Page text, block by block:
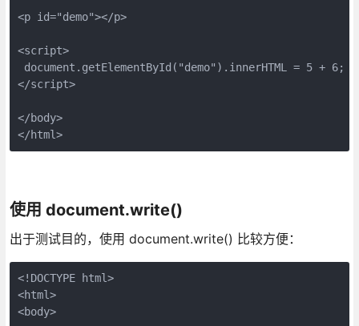
<p id="demo"></p>
<script>
document.getElementById("demo").innerHTML = 5 + 6;
</script>
</body>
</html>
使用 document.write()
出于测试目的，使用 document.write() 比较方便：
<!DOCTYPE html>
<html>
<body>